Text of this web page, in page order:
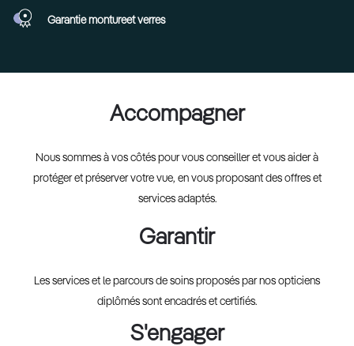
Garantie montureet verres
Accompagner
Nous sommes à vos côtés pour vous conseiller et vous aider à
protéger et préserver votre vue, en vous proposant des offres et
services adaptés.
Garantir
Les services et le parcours de soins proposés par nos opticiens
diplômés sont encadrés et certifiés.
S'engager